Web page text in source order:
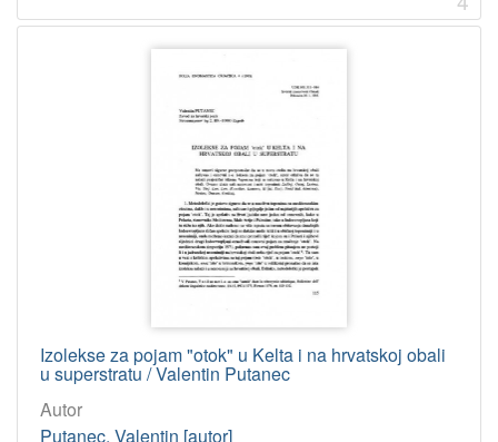
Izolekse za pojam "otok" u Kelta i na hrvatskoj obali
u superstratu / Valentin Putanec
Autor
Putanec, Valentin [autor]